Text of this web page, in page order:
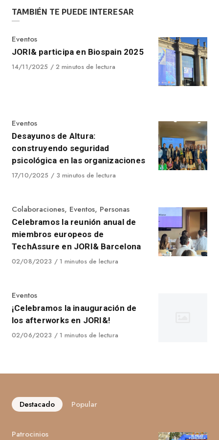
TAMBIÉN TE PUEDE INTERESAR
Category
Eventos
JORI& participa en Biospain 2025
Published
14/11/2025 2 minutos de lectura
Category
Eventos
Desayunos de Altura:
construyendo seguridad
psicológica en las organizaciones
Published
17/10/2025 3 minutos de lectura
Category
Colaboraciones, Eventos, Personas
Celebramos la reunión anual de
miembros europeos de
TechAssure en JORI& Barcelona
Published
02/08/2023 1 minutos de lectura
Category
Eventos
¡Celebramos la inauguración de
los afterworks en JORI&!
Published
02/06/2023 1 minutos de lectura
Destacado Popular
Category
Patrocinios